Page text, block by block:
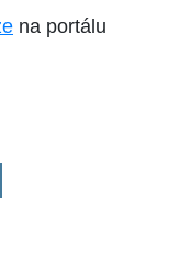
na portálu